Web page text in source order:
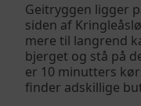
Geitryggen ligger
siden af
mere til langrend
bjerget og stå på
er 10 minutters
finder adskillige